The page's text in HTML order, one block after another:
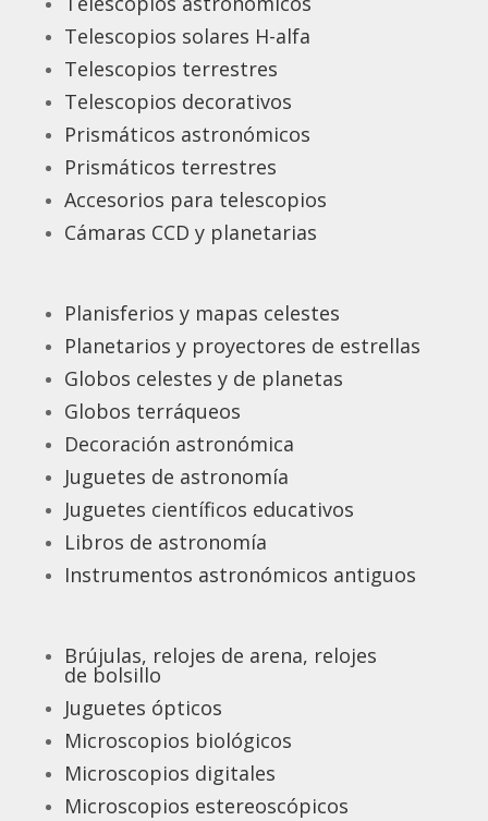
Telescopios solares H-alfa
Telescopios terrestres
Telescopios decorativos
Prismáticos astronómicos
Prismáticos terrestres
Accesorios para telescopios
Cámaras CCD y planetarias
Planisferios y mapas celestes
Planetarios y proyectores de estrellas
Globos celestes y de planetas
Globos terráqueos
Decoración astronómica
Juguetes de astronomía
Juguetes científicos educativos
Libros de astronomía
Instrumentos astronómicos antiguos
Brújulas, relojes de arena, relojes
de bolsillo
Juguetes ópticos
Microscopios biológicos
Microscopios digitales
Microscopios estereoscópicos